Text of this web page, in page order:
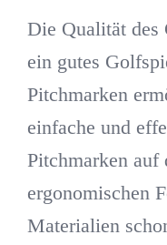
Die Qualität des
ein gutes
Pitchmarken
einfache und
Pitchmarken
ergonomischen
Materialien